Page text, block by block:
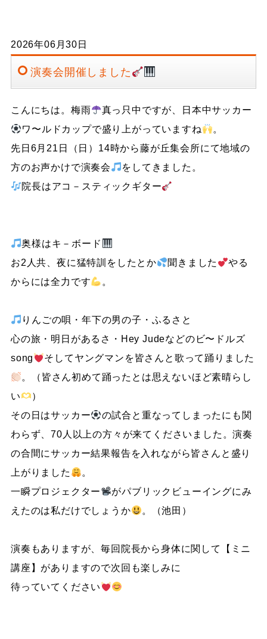
2026年06月30日
演奏会開催しました
こんにちは。梅雨
真っ只中ですが、日本中サッカー
ワ〜ルドカップで盛り上がっていますね
。
先日6月21日（日）14時から藤が丘集会所にて地域の
方のお声かけで演奏会
をしてきました。
院長はアコ－スティックギター
奥様はキ－ボード
お2人共、夜に猛特訓をしたとか
聞きました
やる
からには全力です
。
りんごの唄・年下の男の子・ふるさと
心の旅・明日があるさ・Hey Judeなどのビ〜ドルズ
song
そしてヤングマンを皆さんと歌って踊りました
。（皆さん初めて踊ったとは思えないほど素晴らし
い
）
その日はサッカー
の試合と重なってしまったにも関
わらず、70人以上の方々が来てくださいました。演奏
の合間にサッカー結果報告を入れながら皆さんと盛り
上がりました
。
一瞬プロジェクター
がパブリックビューイングにみ
えたのは私だけでしょうか
。（池田）
演奏もありますが、毎回院長から身体に関して【ミニ
講座】がありますので次回も楽しみに
待っていてください